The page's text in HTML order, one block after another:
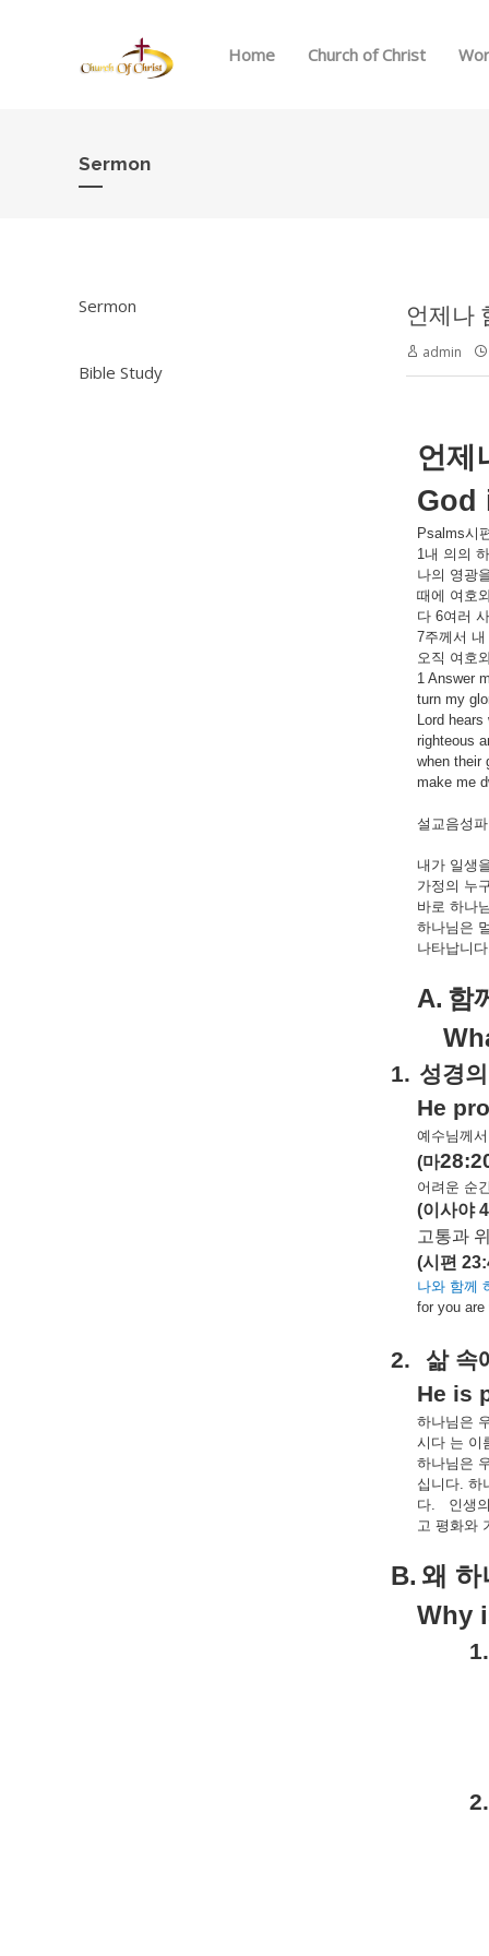
Home Church of Christ
Sermon
Sermon
Bible Study
언제나
admin
언제
God
Psalms시
1내 의의
나의 영광
때에 여호
다 6여러
7주께서 내
오직 여호
1 Answer
turn my
Lord
righteous
when their
make me
설교음성
내가 일생
가정의 누
바로 하나
하나님은
나타납니다
A. 함께
1. 성경의
He
예수님께서
(마
어려운 순
(이사야
고통과
(시편
나와 함께
for you
2. 삶 속
He is
하나님은
시다 는 이
하나님은
십니다. 하
다. 인생의
고 평화와
B. 왜 하
Why
1.
2.